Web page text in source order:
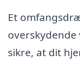
Et
sikre, at dit